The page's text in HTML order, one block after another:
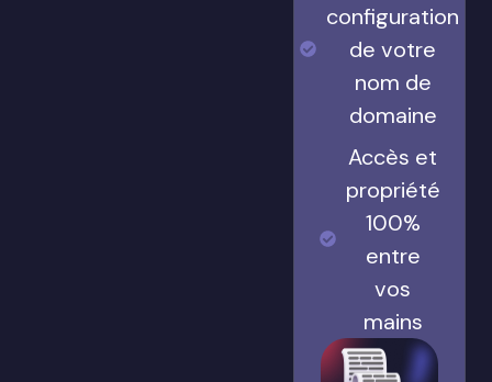
configuration
de votre
nom de
domaine
Accès et
propriété
100%
entre
vos
mains